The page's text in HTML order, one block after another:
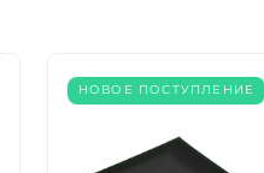
НОВОЕ ПОСТУПЛЕНИЕ